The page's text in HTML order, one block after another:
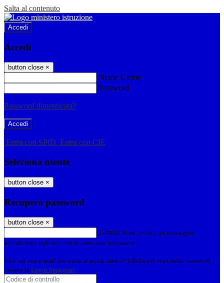
Salta al contenuto
Accedi
Accedi
button close ×
Nome Utente
Password
Password dimenticata?
-
Entra con SPID Entra con CIE
Seleziona utente
button close ×
Recupero password
button close ×
E-mail Verrà inviato un messaggio
all'indirizzo indicato con le istruzioni necessarie.
Non hai una e-mail associata al nome utente? Effettua il reset della password
tramite la Login Spaggiari